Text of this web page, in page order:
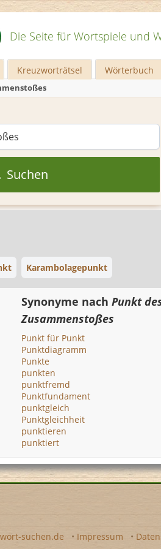
Die Seite für Wortspiele und
Kreuzworträtsel Wörterbuch
Suchen
Karambolagepunkt
Synonyme nachPunkt
Zusammenstoßes
Punkt für Punkt
Punktdiagramm
Punkte
punkten
punktfremd
Punktfundament
punktgleich
Punktgleichheit
punktieren
punktiert
wort-suchen.de • Impressum •